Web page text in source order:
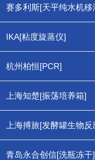
赛多利斯[天平纯水机移
IKA[粘度旋蒸仪]
杭州柏恒[PCR]
上海知楚[振荡培养箱]
上海搏旅[发酵罐生物反
青岛永合创信[洗瓶冻干]